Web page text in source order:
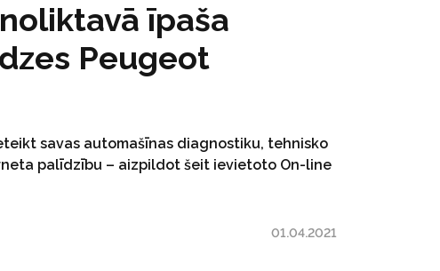
īpaša
Peugeot
savas automašīnas diagnostiku, tehnisko
palīdzību – aizpildot šeit ievietoto On-line
01.04.2021